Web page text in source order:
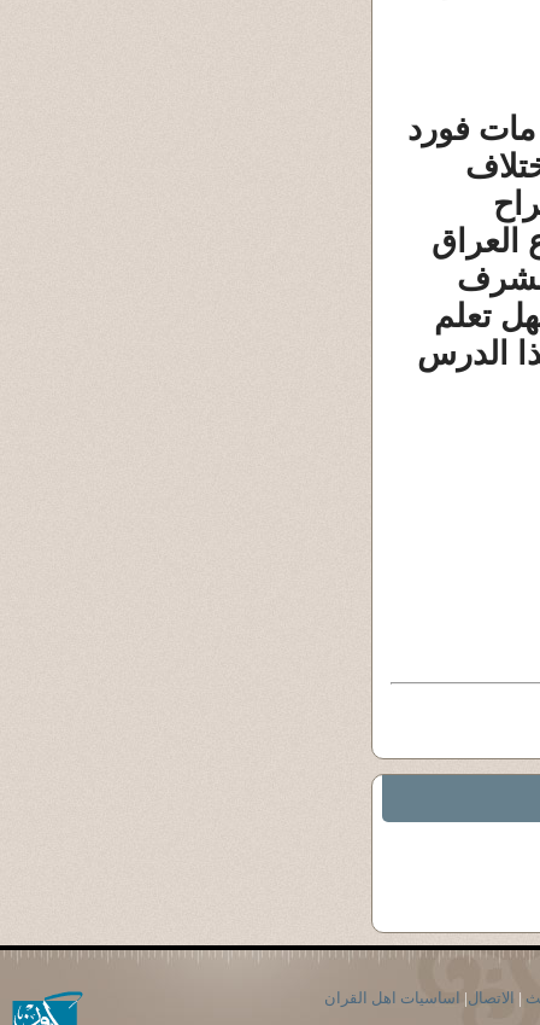
مات فورد
العراق
تعلم
الدرس
| الاتصال| اساسيات اهل القران